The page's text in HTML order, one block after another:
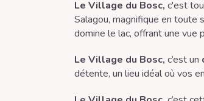
Le Village du Bosc, c'est
Salagou, magnifique en toute
domine le lac, offrant une vue
Le Village du Bosc, c’est un
détente, un lieu idéal où vos